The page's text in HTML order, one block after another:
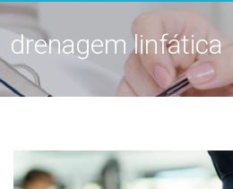
drenagem linfática